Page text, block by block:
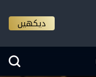
دیکھیں